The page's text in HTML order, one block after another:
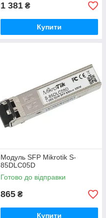
1 381 ₴
Купити
Модуль SFP Mikrotik S-
85DLC05D
Готово до відправки
865 ₴
Купити